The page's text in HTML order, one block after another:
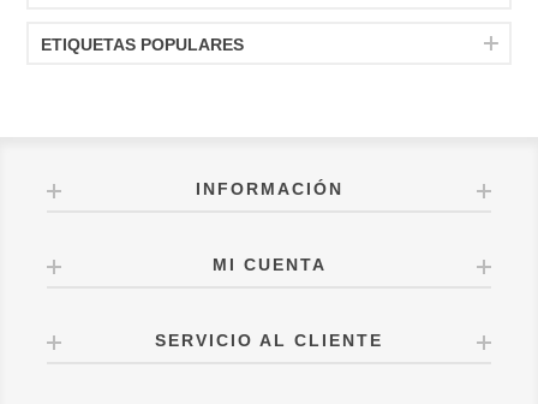
ETIQUETAS POPULARES
INFORMACIÓN
MI CUENTA
SERVICIO AL CLIENTE